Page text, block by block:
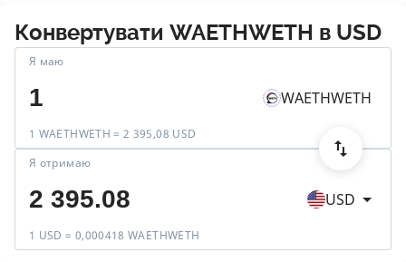
Конвертувати WAETHWETH в USD
Я маю
1 WAETHWETH = 2 395,08 USD
WAETHWETH
Я отримаю
1 USD = 0,000418 WAETHWETH
USD